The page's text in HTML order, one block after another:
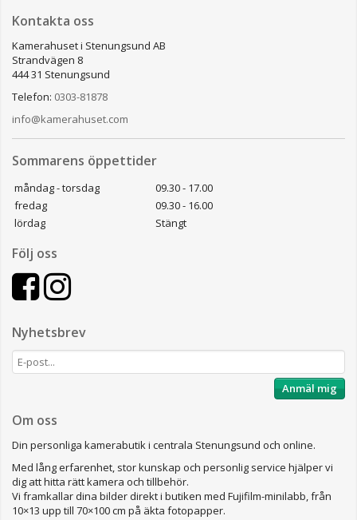
Kontakta oss
Kamerahuset i Stenungsund AB
Strandvägen 8
444 31 Stenungsund
Telefon: 0303-81878
info@kamerahuset.com
Sommarens öppettider
måndag - torsdag
09.30 - 17.00
fredag
09.30 - 16.00
lördag
Stängt
Följ oss
Nyhetsbrev
Anmäl mig
Om oss
Din personliga kamerabutik i centrala Stenungsund och online.
Med lång erfarenhet, stor kunskap och personlig service hjälper vi
dig att hitta rätt kamera och tillbehör.
Vi framkallar dina bilder direkt i butiken med Fujifilm-minilabb, från
10×13 upp till 70×100 cm på äkta fotopapper.